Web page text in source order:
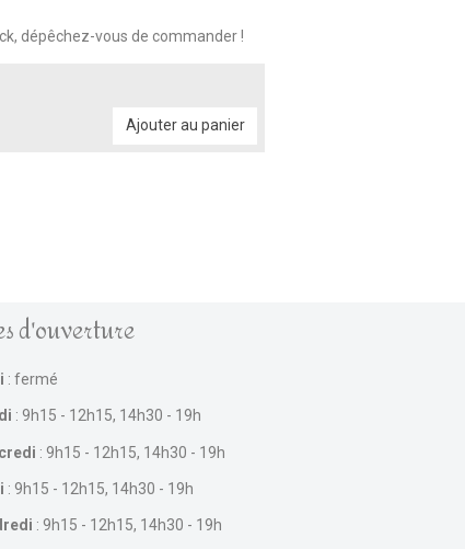
dépêchez-vous de commander !
Ajouter au panier
d'ouverture
: fermé
: 9h15 - 12h15, 14h30 - 19h
: 9h15 - 12h15, 14h30 - 19h
: 9h15 - 12h15, 14h30 - 19h
: 9h15 - 12h15, 14h30 - 19h